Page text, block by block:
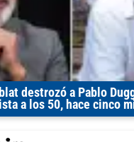
destrozó a Pablo
a los 50, hace cinco